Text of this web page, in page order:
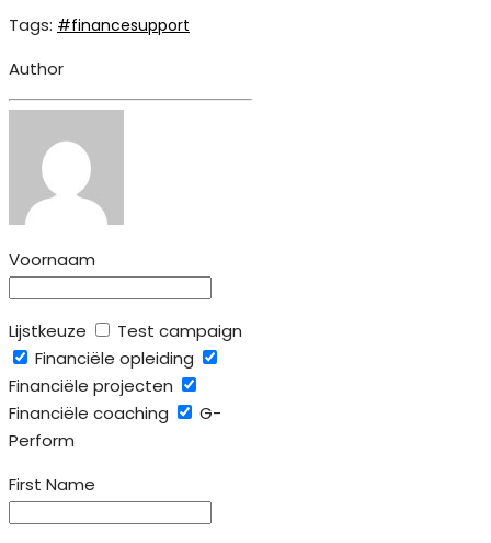
Tags: #financesupport
Author
Voornaam
Lijstkeuze
Test campaign
Financiële opleiding
Financiële projecten
Financiële coaching
G-
Perform
First Name